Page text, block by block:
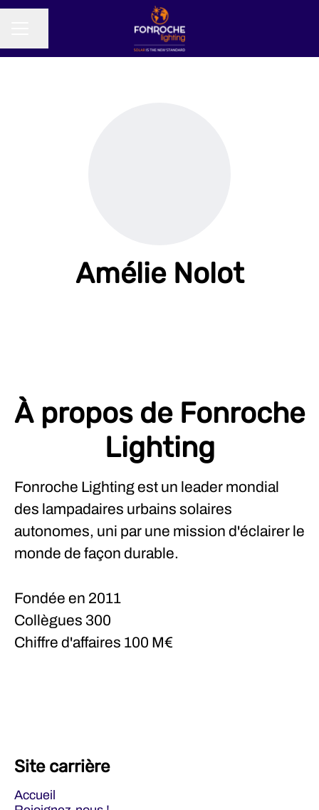
Amélie Nolot
À propos de Fonroche
Lighting
Fonroche Lighting est un leader mondial
des lampadaires urbains solaires
autonomes, uni par une mission d'éclairer le
monde de façon durable.
Fondée en 2011
Collègues 300
Chiffre d'affaires 100 M€
Site carrière
Accueil